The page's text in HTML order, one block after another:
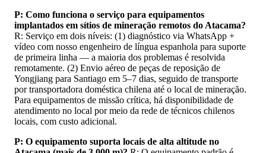
P: Como funciona o serviço para equipamentos
implantados em sítios de mineração remotos do Atacama?
R: Serviço em dois níveis: (1) diagnóstico via WhatsApp +
vídeo com nosso engenheiro de língua espanhola para suporte
de primeira linha — a maioria dos problemas é resolvida
remotamente. (2) Envio aéreo de peças de reposição de
Yongjiang para Santiago em 5–7 dias, seguido de transporte
por transportadora doméstica chilena até o local de mineração.
Para equipamentos de missão crítica, há disponibilidade de
atendimento no local por meio da rede de técnicos chilenos
locais, com custo adicional.
P: O equipamento suporta locais de alta altitude no